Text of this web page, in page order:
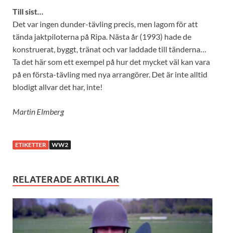
Till sist…
Det var ingen dunder-tävling precis, men lagom för att
tända jaktpiloterna på Ripa. Nästa år (1993) hade de
konstruerat, byggt, tränat och var laddade till tänderna…
Ta det här som ett exempel på hur det mycket väl kan vara
på en första-tävling med nya arrangörer. Det är inte alltid
blodigt allvar det har, inte!
Martin Elmberg
ETIKETTER WW2
RELATERADE ARTIKLAR